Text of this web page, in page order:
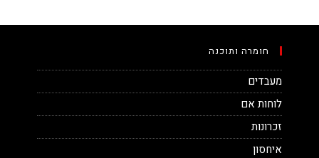
חומרה ותוכנה
מעבדים
לוחות אם
זכרונות
איחסון